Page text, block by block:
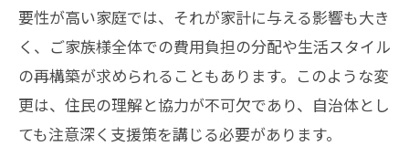
要性が高い家庭では、それが家計に与える影響も大き
く、ご家族様全体での費用負担の分配や生活スタイル
の再構築が求められることもあります。このような変
更は、住民の理解と協力が不可欠であり、自治体とし
ても注意深く支援策を講じる必要があります。